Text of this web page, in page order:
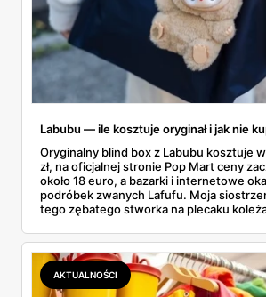
Labubu — ile kosztuje oryginał i jak nie
Oryginalny blind box z Labubu kosztuje
zł, na oficjalnej stronie Pop Mart ceny
około 18 euro, a bazarki i internetowe
podróbek zwanych Lafufu. Moja
tego zębatego stworka na plecaku
kosztuje i po czym poznać, że
podróbki. Spisałam wszystko, czego się
łącznie z jedną wpadką, o której za
AKTUALNOŚCI